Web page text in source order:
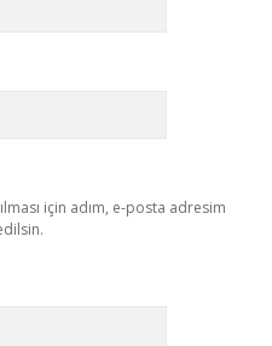
için adım, e-posta adresim